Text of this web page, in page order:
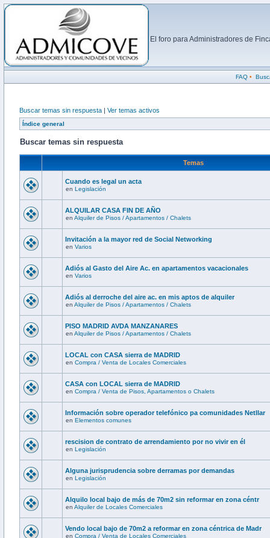
El foro para Administradores de
FAQ•
Buscar temas sin respuesta | Ver temas activos
Índice general
Buscar temas sin respuesta
Temas
Cuando es legal un acta
en Legislación
ALQUILAR CASA FIN DE AÑO
en Alquiler de Pisos / Apartamentos / Chalets
Invitación a la mayor red de Social Networking
en Varios
Adiós al Gasto del Aire Ac. en apartamentos vacacionales
en Varios
Adiós al derroche del aire ac. en mis aptos de alquiler
en Alquiler de Pisos / Apartamentos / Chalets
PISO MADRID AVDA MANZANARES
en Alquiler de Pisos / Apartamentos / Chalets
LOCAL con CASA sierra de MADRID
en Compra / Venta de Locales Comerciales
CASA con LOCAL sierra de MADRID
en Compra / Venta de Pisos, Apartamentos o Chalets
Información sobre operador telefónico pa comunidades Netllar
en Elementos comunes
rescision de contrato de arrendamiento por no vivir en él
en Legislación
Alguna jurisprudencia sobre derramas por demandas
en Legislación
Alquilo local bajo de más de 70m2 sin reformar en zona céntr
en Alquiler de Locales Comerciales
Vendo local bajo de 70m2 a reformar en zona céntrica de Madr
en Compra / Venta de Locales Comerciales